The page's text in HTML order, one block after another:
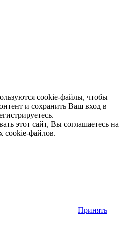
cookie-файлы, чтобы
и сохранить Ваш вход в
этот сайт, Вы соглашаетесь на
cookie-файлов.
Принять